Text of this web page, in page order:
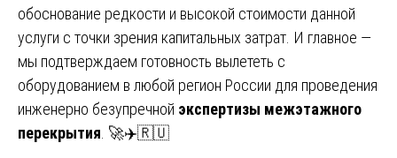
обоснование редкости и высокой стоимости данной
услуги с точки зрения капитальных затрат. И главное —
мы подтверждаем готовность вылететь с
оборудованием в любой регион России для проведения
инженерно безупречной экспертизы межэтажного
перекрытия . 🚀✈️🇷🇺